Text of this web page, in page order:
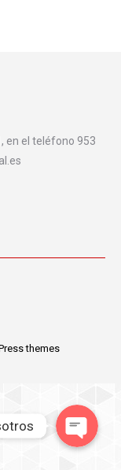
en el teléfono 953
themes